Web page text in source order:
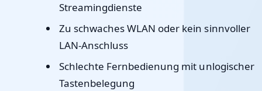
Streamingdienste
Zu schwaches WLAN oder kein sinnvoller
LAN-Anschluss
Schlechte Fernbedienung mit unlogischer
Tastenbelegung